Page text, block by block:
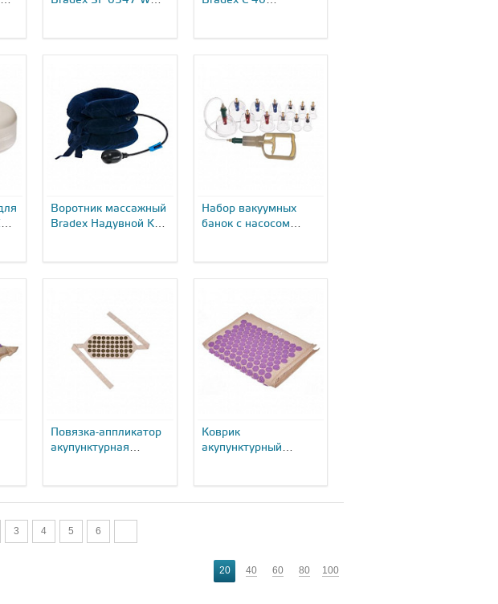
Воротник массажный
Bradex Надувной KZ
Набор вакуумных
банок с насосом
Повязка-аппликатор
акупунктурная
Коврик
акупунктурный
3 4 5 6
20 40 60 80 100